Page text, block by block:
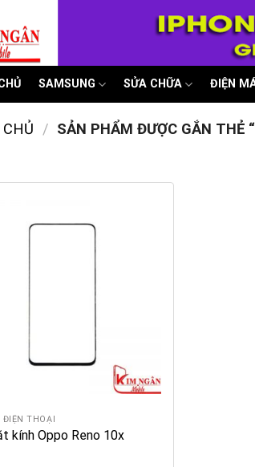
SAMSUNG SỬA CHỮA ĐIỆN
/ SẢN PHẨM ĐƯỢC GẮN THẺ
ĐIỆN THOẠI
kính Oppo Reno 10x